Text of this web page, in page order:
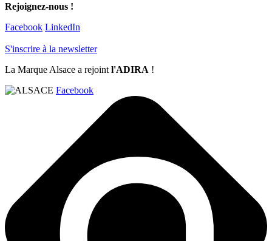
Rejoignez-nous !
Facebook LinkedIn
S'inscrire à la newsletter
La Marque Alsace a rejoint l'ADIRA !
Facebook